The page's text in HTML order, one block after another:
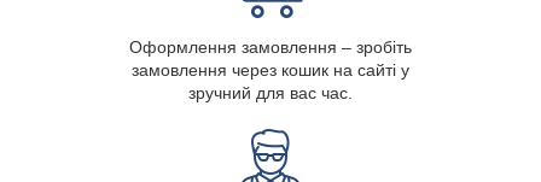
Оформлення замовлення – зробіть
замовлення через кошик на сайті у
зручний для вас час.